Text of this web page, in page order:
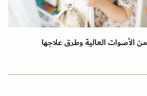
العالية وطرق علاجها